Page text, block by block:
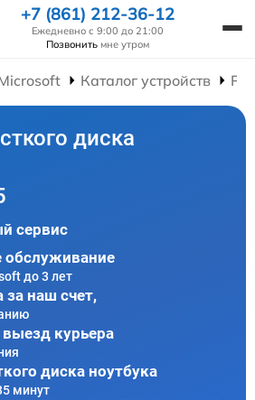
+7 (861) 212-36-12
Ежедневно с 9:00 до 21:00
Позвонить мне утром
Каталог устройств
диска
сервис
обслуживание
до 3 лет
за наш счет,
курьера
диска ноутбука
минут